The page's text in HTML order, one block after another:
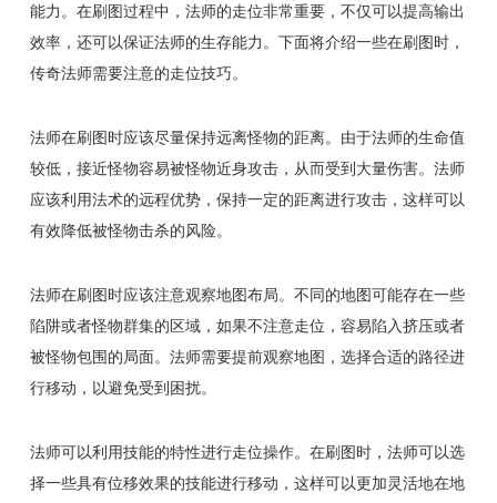
能力。在刷图过程中，法师的走位非常重要，不仅可以提高输出
效率，还可以保证法师的生存能力。下面将介绍一些在刷图时，
传奇法师需要注意的走位技巧。
法师在刷图时应该尽量保持远离怪物的距离。由于法师的生命值
较低，接近怪物容易被怪物近身攻击，从而受到大量伤害。法师
应该利用法术的远程优势，保持一定的距离进行攻击，这样可以
有效降低被怪物击杀的风险。
法师在刷图时应该注意观察地图布局。不同的地图可能存在一些
陷阱或者怪物群集的区域，如果不注意走位，容易陷入挤压或者
被怪物包围的局面。法师需要提前观察地图，选择合适的路径进
行移动，以避免受到困扰。
法师可以利用技能的特性进行走位操作。在刷图时，法师可以选
择一些具有位移效果的技能进行移动，这样可以更加灵活地在地